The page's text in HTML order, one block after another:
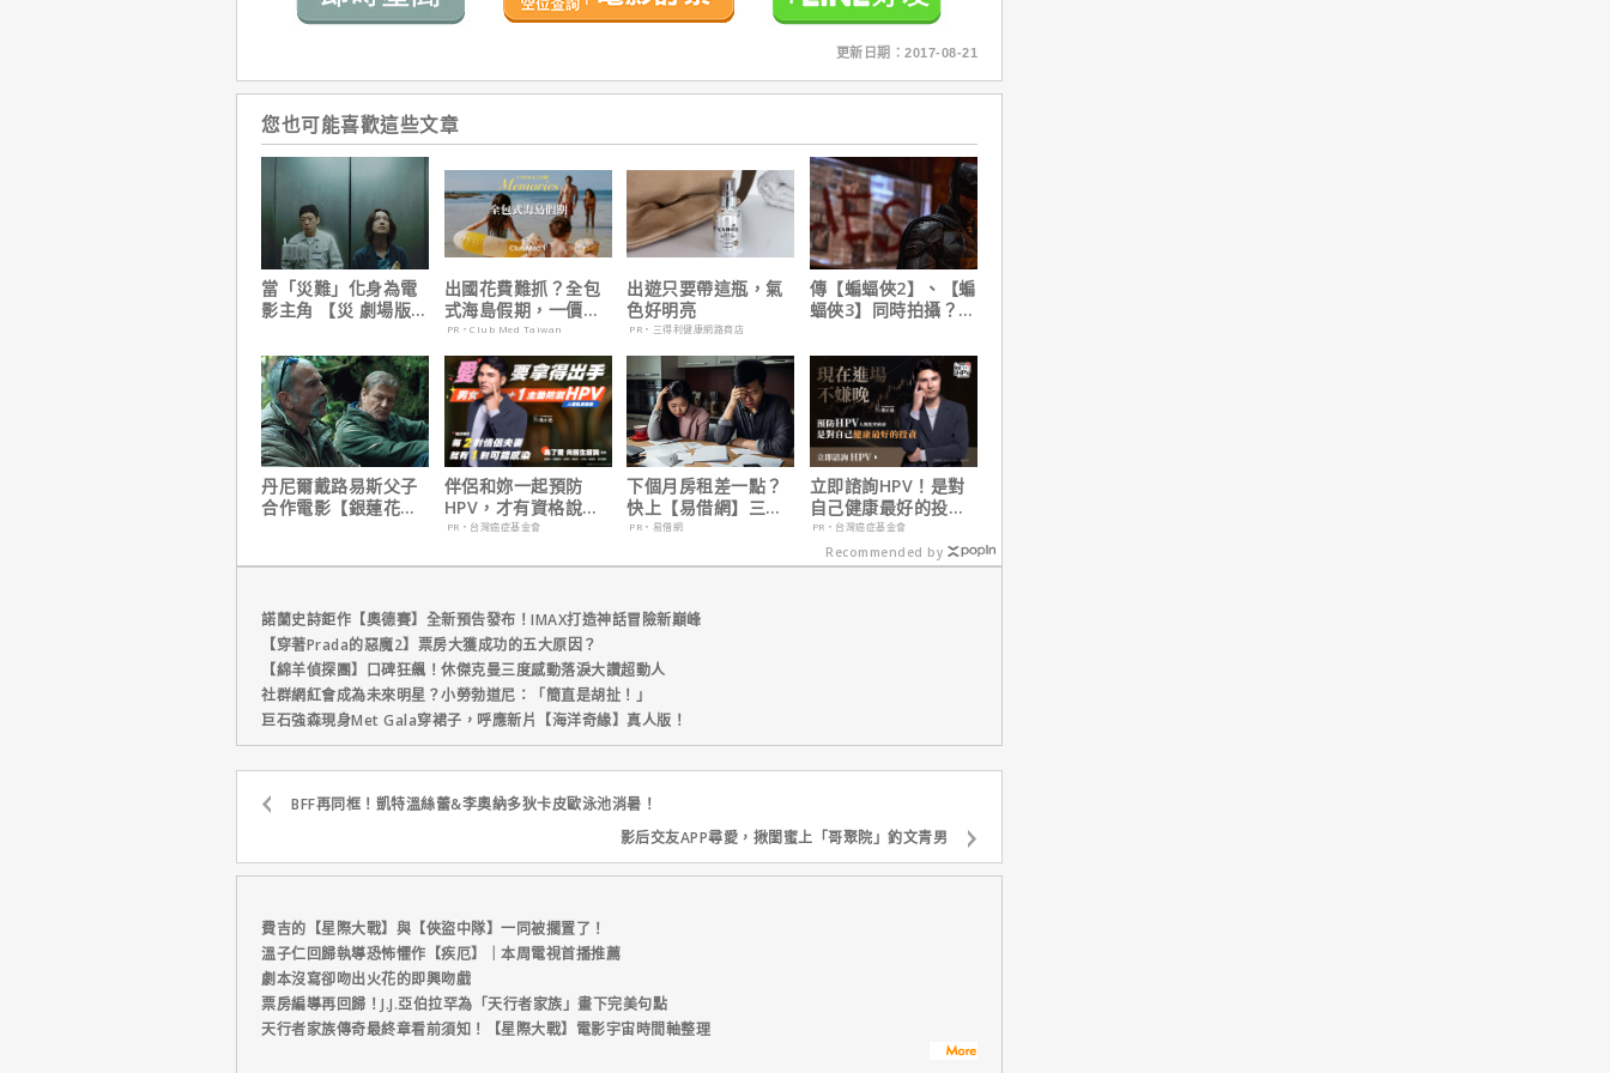
更新日期：2017-08-21
您也可能喜歡這些文章
當「災難」化身為電
影主角 【災 劇場版】
出國花費難抓？全包
式海島假期，一價搞
定食宿玩樂，省錢更
省心！
PR・Club Med Taiwan
出遊只要帶這瓶，氣
色好明亮
PR・三得利健康網路商店
傳【蝙蝠俠2】、【蝙
蝠俠3】同時拍攝？詹
丹尼爾戴路易斯父子
合作電影【銀蓮花】
伴侶和妳一起預防
HPV，才有資格說愛
妳！
PR・台灣癌症基金會
下個月房租差一點？
快上【易借網】三分
鐘解決燃眉之急
PR・易借網
立即諮詢HPV！是對
自己健康最好的投
資，把握現在不嫌
晚！
PR・台灣癌症基金會
Recommended by
諾蘭史詩鉅作【奧德賽】全新預告發布！IMAX打造神話冒險新巔峰
【穿著Prada的惡魔2】票房大獲成功的五大原因？
【綿羊偵探團】口碑狂飆！休傑克曼三度感動落淚大讚超動人
社群網紅會成為未來明星？小勞勃道尼：「簡直是胡扯！」
巨石強森現身Met Gala穿裙子，呼應新片【海洋奇緣】真人版！
BFF再同框！凱特溫絲蕾&李奧納多狄卡皮歐泳池消暑！
影后交友APP尋愛，揪閨蜜上「哥聚院」釣文青男
費吉的【星際大戰】與【俠盜中隊】一同被擱置了！
溫子仁回歸執導恐怖懼作【疾厄】｜本周電視首播推薦
劇本沒寫卻吻出火花的即興吻戲
票房編導再回歸！J.J.亞伯拉罕為「天行者家族」畫下完美句點
天行者家族傳奇最終章看前須知！【星際大戰】電影宇宙時間軸整理